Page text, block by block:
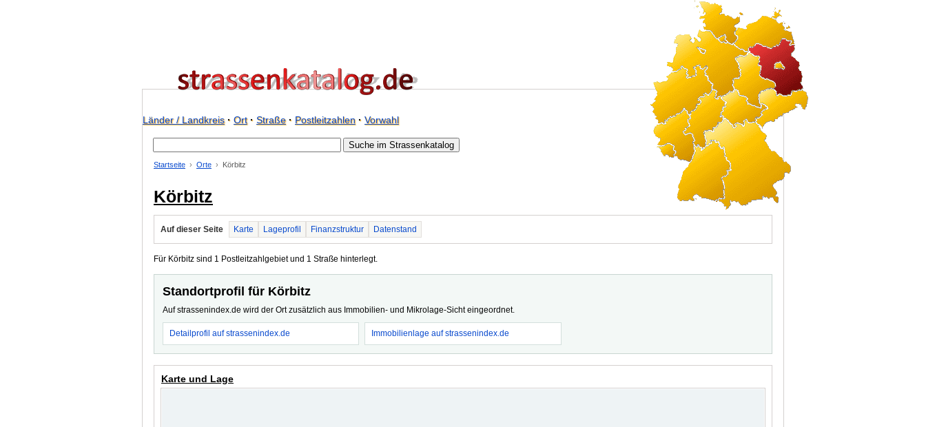
Länder / Landkreis· Ort· Straße· Postleitzahlen· Vorwahl
Startseite Orte Körbitz
Körbitz
Auf dieser Seite Karte Lageprofil Finanzstruktur Datenstand
Für Körbitz sind 1 Postleitzahlgebiet und 1 Straße hinterlegt.
Standortprofil für Körbitz
Auf strassenindex.de wird der Ort zusätzlich aus Immobilien- und Mikrolage-Sicht eingeordnet.
Detailprofil auf strassenindex.de Immobilienlage auf strassenindex.de
Karte und Lage